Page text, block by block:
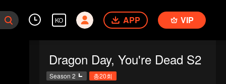
KO APP VIP
Dragon Day, You're Dead S2
Season 2 총20회